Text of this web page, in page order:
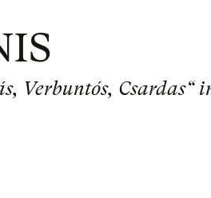
Verbuntós, Csardas“